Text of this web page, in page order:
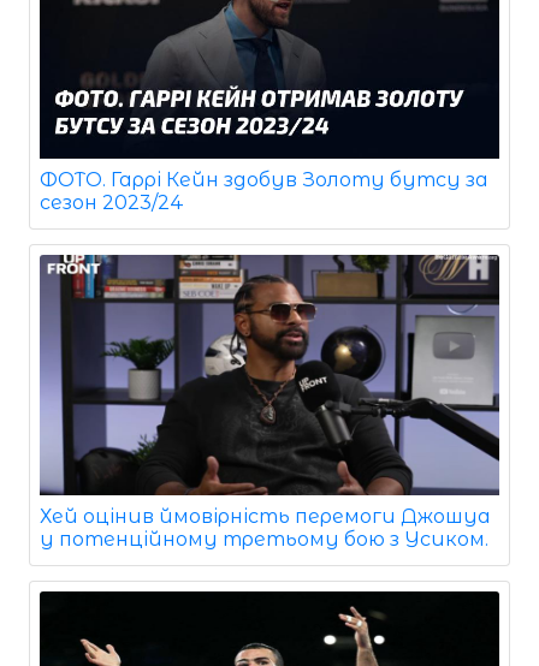
ФОТО. Гаррі Кейн здобув Золоту бутсу за
сезон 2023/24
Хей оцінив ймовірність перемоги Джошуа
у потенційному третьому бою з Усиком.